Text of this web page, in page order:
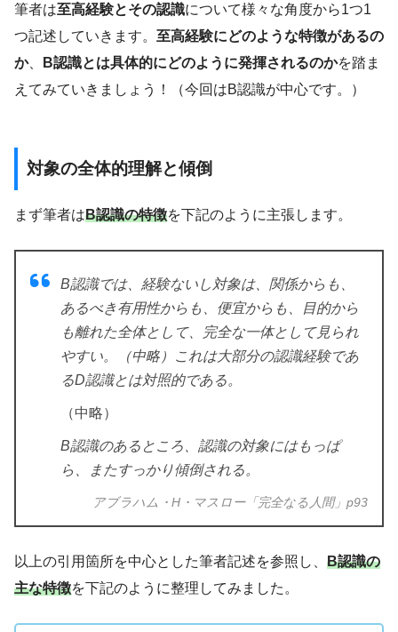
筆者は至高経験とその認識について様々な角度から1つ1
つ記述していきます。 至高経験にどのような特徴があるの
か、 B認識とは具体的にどのように発揮されるのかを踏ま
えてみていきましょう！（今回はB認識が中心です。）
対象の全体的理解と傾倒
まず筆者はB認識の特徴を下記のように主張します。
B認識では、経験ないし対象は、関係からも、
あるべき有用性からも、便宜からも、目的から
も離れた全体として、完全な一体として見られ
やすい。（中略）これは大部分の認識経験であ
るD認識とは対照的である。
（中略）
B認識のあるところ、認識の対象にはもっぱ
ら、またすっかり傾倒される。
アブラハム・H・マスロー「完全なる人間」p93
以上の引用箇所を中心とした筆者記述を参照し、 B認識の
主な特徴を下記のように整理してみました。